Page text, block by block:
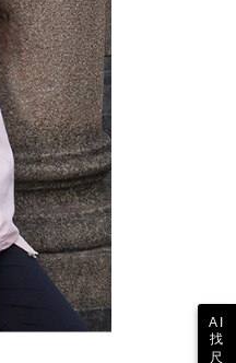
する法律の権利
した個人情報
く、または
ることににご同
さい。
AI
找
尺